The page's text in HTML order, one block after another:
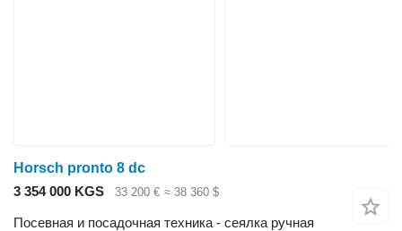
Horsch pronto 8 dc
3 354 000 KGS
33 200 € ≈ 38 360 $
Посевная и посадочная техника - сеялка ручная